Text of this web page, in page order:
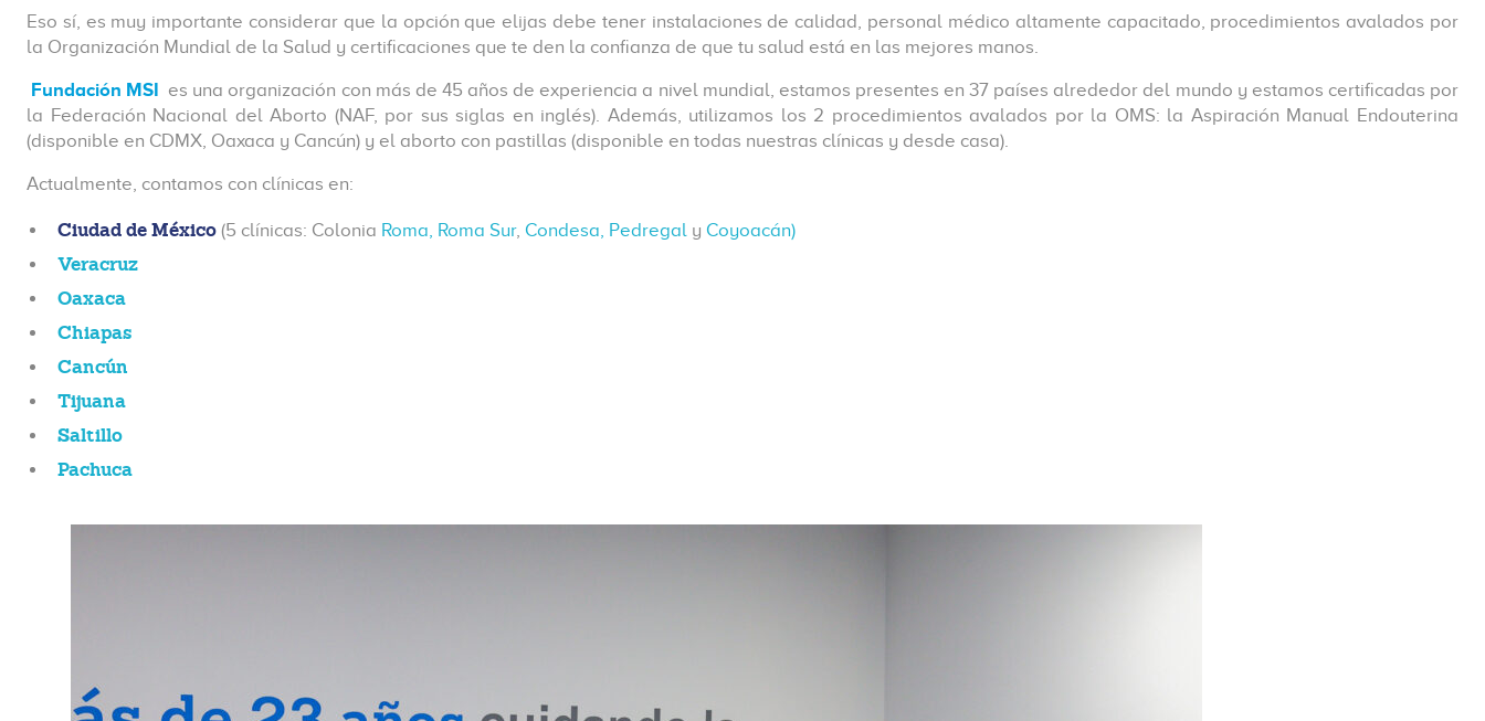
Eso sí, es muy importante considerar que la opción que elijas debe tener instalaciones de calidad, personal médico altamente capacitado, procedimientos avalados por
la Organización Mundial de la Salud y certificaciones que te den la confianza de que tu salud está en las mejores manos.
Fundación MSI es una organización con más de 45 años de experiencia a nivel mundial, estamos presentes en 37 países alrededor del mundo y estamos certificadas por
la Federación Nacional del Aborto (NAF, por sus siglas en inglés). Además, utilizamos los 2 procedimientos avalados por la OMS: la Aspiración Manual Endouterina
(disponible en CDMX, Oaxaca y Cancún) y el aborto con pastillas (disponible en todas nuestras clínicas y desde casa).
Actualmente, contamos con clínicas en:
Ciudad de México (5 clínicas: Colonia Roma, Roma Sur, Condesa, Pedregal y Coyoacán)
Veracruz
Oaxaca
Chiapas
Cancún
Tijuana
Saltillo
Pachuca